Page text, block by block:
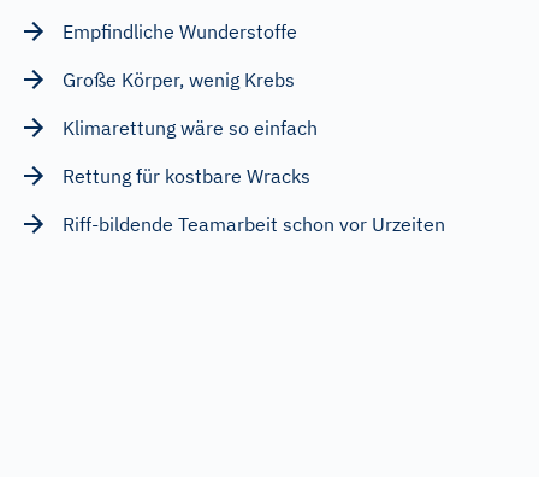
Empfindliche Wunderstoffe
Große Körper, wenig Krebs
Klimarettung wäre so einfach
Rettung für kostbare Wracks
Riff-bildende Teamarbeit schon vor Urzeiten